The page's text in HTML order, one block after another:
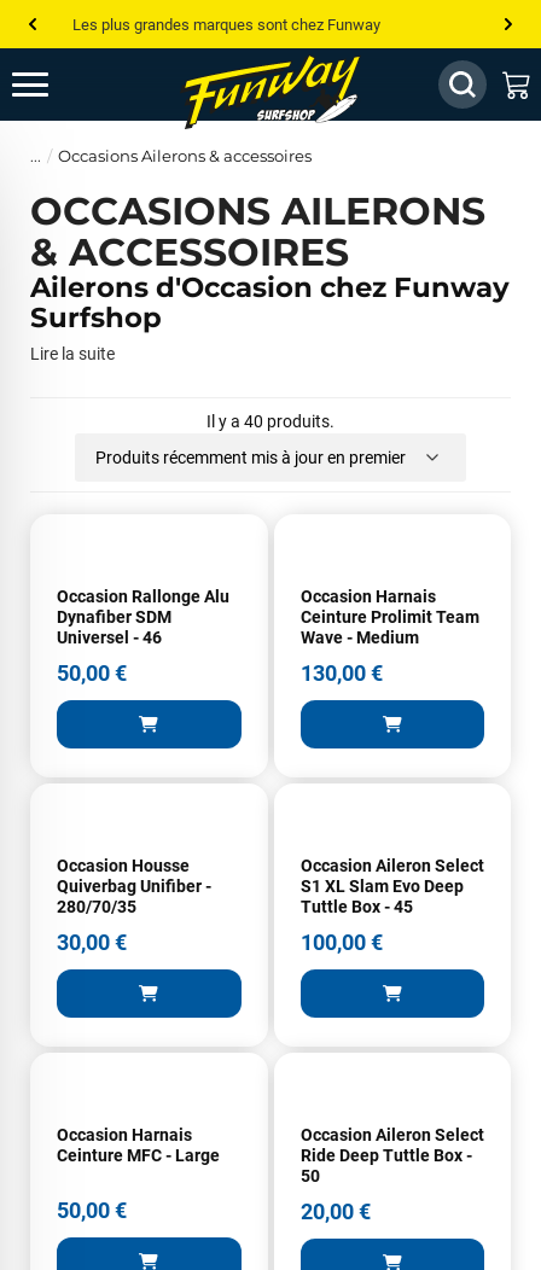
Les plus grandes marques sont chez Funway
Jusqu’à -75% de remise sur le windsurf, wingfoil, etc...
💰 Meilleur prix garanti — Moins cher ailleurs ? On s’aligne !
Occasions Ailerons & accessoires
OCCASIONS AILERONS
& ACCESSOIRES
Ailerons d'Occasion chez Funway
Surfshop
Lire la suite
Il y a 40 produits.
Produits récemment mis à jour en premier
Occasion Rallonge Alu
Dynafiber SDM
Universel - 46
50,00 €
Occasion Harnais
Ceinture Prolimit Team
Wave - Medium
130,00 €
Occasion Housse
Quiverbag Unifiber -
280/70/35
30,00 €
Occasion Aileron Select
S1 XL Slam Evo Deep
Tuttle Box - 45
100,00 €
Occasion Harnais
Ceinture MFC - Large
50,00 €
Occasion Aileron Select
Ride Deep Tuttle Box -
50
20,00 €